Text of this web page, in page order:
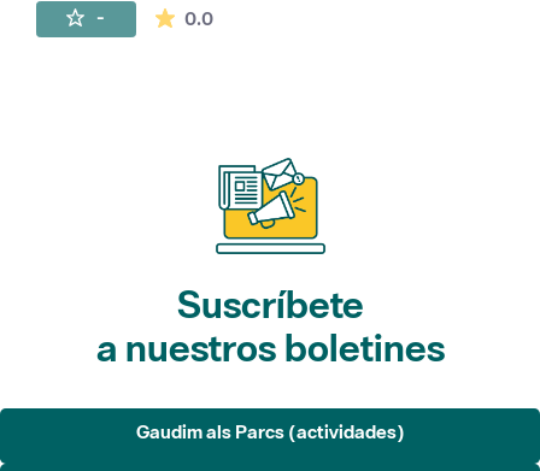
- 0.0La valoración media es de 0 estrellas de
Suscríbete
a nuestros boletines
Gaudim als Parcs (actividades)